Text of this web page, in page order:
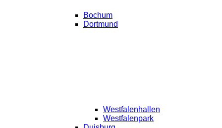
Bochum
Dortmund
Westfalenhallen
Westfalenpark